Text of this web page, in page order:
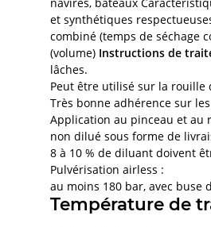
navires, bateaux
et synthétiques
combiné (temps de séchage
(volume) Instructions de
lâches.
Peut être utilisé sur la rouille
Très bonne adhérence sur
Application au pinceau et au
non dilué sous forme de
8 à 10 % de diluant doivent
Pulvérisation airless :
au moins 180 bar, avec buse
Température de